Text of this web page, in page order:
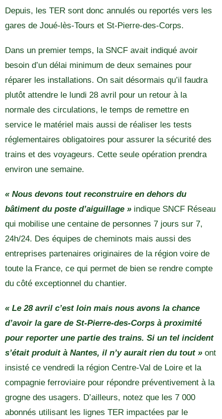
Depuis, les TER sont donc annulés ou reportés vers les
gares de Joué-lès-Tours et St-Pierre-des-Corps.
Dans un premier temps, la SNCF avait indiqué avoir
besoin d’un délai minimum de deux semaines pour
réparer les installations. On sait désormais qu’il faudra
plutôt attendre le lundi 28 avril pour un retour à la
normale des circulations, le temps de remettre en
service le matériel mais aussi de réaliser les tests
réglementaires obligatoires pour assurer la sécurité des
trains et des voyageurs. Cette seule opération prendra
environ une semaine.
« Nous devons tout reconstruire en dehors du
bâtiment du poste d’aiguillage » indique SNCF Réseau
qui mobilise une centaine de personnes 7 jours sur 7,
24h/24. Des équipes de cheminots mais aussi des
entreprises partenaires originaires de la région voire de
toute la France, ce qui permet de bien se rendre compte
du côté exceptionnel du chantier.
« Le 28 avril c’est loin mais nous avons la chance
d’avoir la gare de St-Pierre-des-Corps à proximité
pour reporter une partie des trains. Si un tel incident
s’était produit à Nantes, il n’y aurait rien du tout » ont
insisté ce vendredi la région Centre-Val de Loire et la
compagnie ferroviaire pour répondre préventivement à la
grogne des usagers. D’ailleurs, notez que les 7 000
abonnés utilisant les lignes TER impactées par le